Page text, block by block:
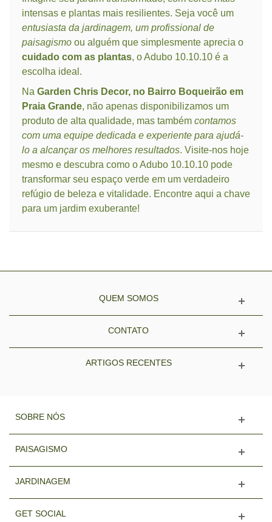
intensas e plantas mais resilientes. Seja você um
entusiasta da jardinagem, um profissional de
paisagismoou alguém que simplesmente aprecia o
cuidado com as plantas, o Adubo 10.10.10 é a
escolha ideal.
Na Garden Chris Decor, no Bairro Boqueirão em
Praia Grande, não apenas disponibilizamos um
produto de alta qualidade, mas também contamos
com uma equipe dedicada e experiente para ajudá-
lo a alcançar os melhores resultados. Visite-nos hoje
mesmo e descubra como o Adubo 10.10.10 pode
transformar seu espaço verde em um verdadeiro
refúgio de beleza e vitalidade. Encontre aqui a chave
para um jardim exuberante!
QUEM SOMOS
CONTATO
ARTIGOS RECENTES
SOBRE NÓS
PAISAGISMO
JARDINAGEM
GET SOCIAL